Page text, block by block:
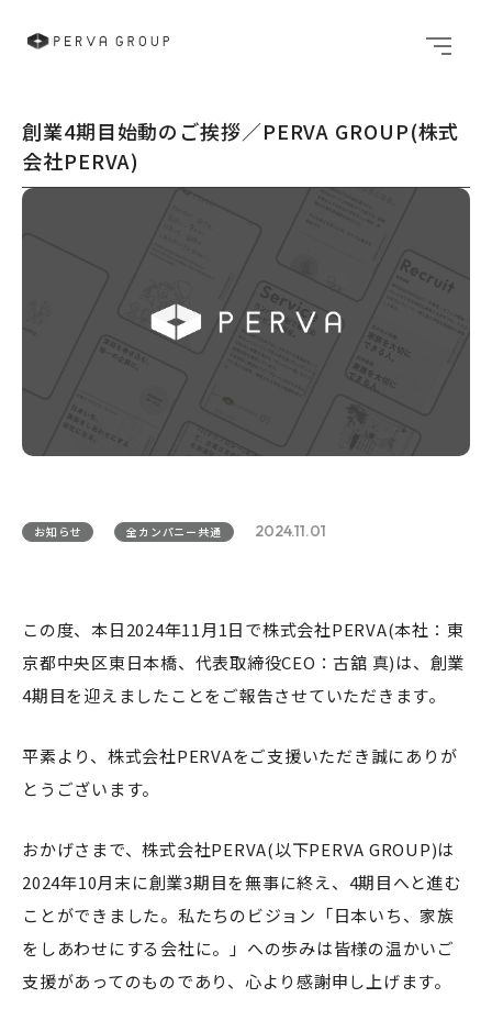
メニュ
創業4期目始動のご挨拶／PERVA GROUP(株式
会社PERVA)
お知らせ 全カンパニー共通 2024.11.01
この度、本日2024年11月1日で株式会社PERVA(本社：東
京都中央区東日本橋、代表取締役CEO：古舘 真)は、創業
4期目を迎えましたことをご報告させていただきます。
平素より、株式会社PERVAをご支援いただき誠にありが
とうございます。
おかげさまで、株式会社PERVA(以下PERVA GROUP)は
2024年10月末に創業3期目を無事に終え、4期目へと進む
ことができました。私たちのビジョン「日本いち、家族
をしあわせにする会社に。」への歩みは皆様の温かいご
支援があってのものであり、心より感謝申し上げます。